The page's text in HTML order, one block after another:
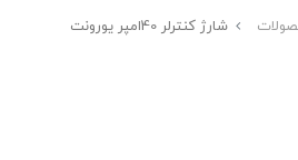
شارژ کنترلر 40امپر یورونت